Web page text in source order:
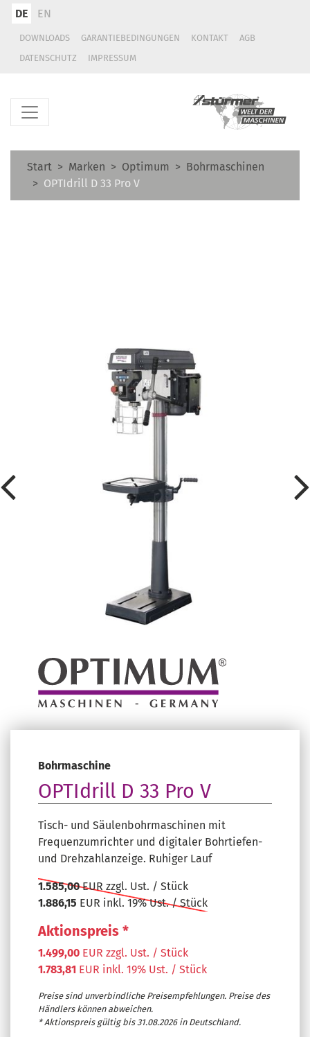
DE EN
DOWNLOADS GARANTIEBEDINGUNGEN KONTAKT
AGB
DATENSCHUTZ
IMPRESSUM
Start Marken Optimum
Bohrmaschinen
OPTIdrill D 33 Pro V
Bohrmaschine
OPTIdrill D 33 Pro V
Tisch- und Säulenbohrmaschinen mit
Frequenzumrichter und digitaler Bohrtiefen-
und Drehzahlanzeige. Ruhiger Lauf
1.585,00EUR zzgl. Ust. / Stück
1.886,15 EUR inkl. 19% Ust. / Stück
Aktionspreis *
1.499,00 EUR zzgl. Ust. / Stück
1.783,81 EUR inkl. 19% Ust. / Stück
Preise sind unverbindliche Preisempfehlungen. Preise des
Händlers können abweichen.
* Aktionspreis gültig bis 31.08.2026 in Deutschland.